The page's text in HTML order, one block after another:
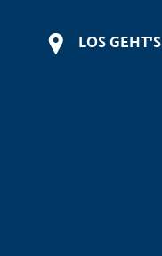
LOS GEHT'S